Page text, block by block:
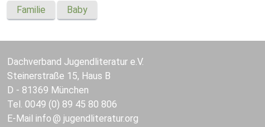
Familie Baby
Dachverband Jugendliteratur e.V.
Steinerstraße 15, Haus B
D - 81369 München
Tel. 0049 (0) 89 45 80 806
E-Mail info jugendliteratur.org